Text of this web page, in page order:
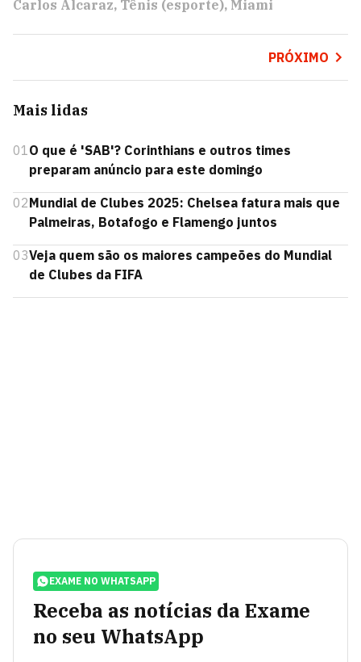
Carlos Alcaraz Tênis (esporte) Miami
PRÓXIMO
Mais lidas
01O que é 'SAB'? Corinthians e outros times
preparam anúncio para este domingo
02Mundial de Clubes 2025: Chelsea fatura mais que
Palmeiras, Botafogo e Flamengo juntos
03Veja quem são os maiores campeões do Mundial
de Clubes da FIFA
EXAME NO WHATSAPP
Receba as notícias da Exame
no seu WhatsApp